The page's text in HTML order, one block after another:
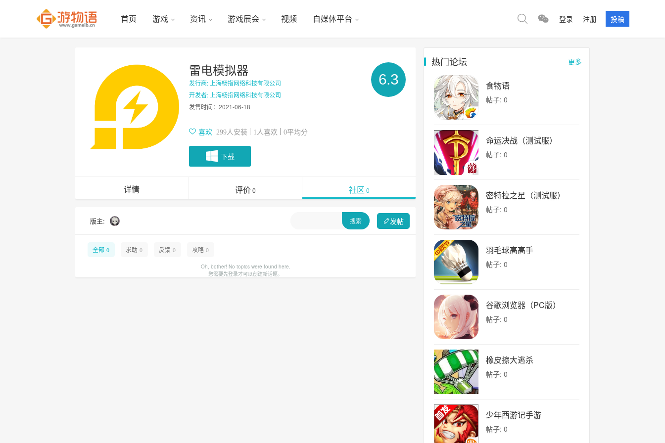
首页 游戏 资讯 游戏展会 视频 自媒体平台 登录 注册 投稿
6.3
雷电模拟器
发行商: 上海畅指网络科技有限公司
开发者: 上海畅指网络科技有限公司
发售时间： 2021-06-18
喜欢 299人安装 1 人喜欢 0平均分
下载
详情 评价0 社区 0
版主: 发帖
全部 0 求助 0 反馈 0 攻略 0
Oh, bother! No topics were found here.
您需要先登录才可以创建新话题。
更多
热门论坛
食物语
帖子: 0
命运决战（测试服）
帖子: 0
密特拉之星（测试服）
帖子: 0
羽毛球高高手
帖子: 0
谷歌浏览器（PC版）
帖子: 0
橡皮擦大逃杀
帖子: 0
少年西游记手游
帖子: 0